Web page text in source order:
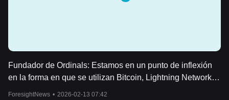
Fundador de Ordinals: Estamos en un punto de inflexión
en la forma en que se utilizan Bitcoin, Lightning Network y
ForesightNews • 2026-02-13 07:42